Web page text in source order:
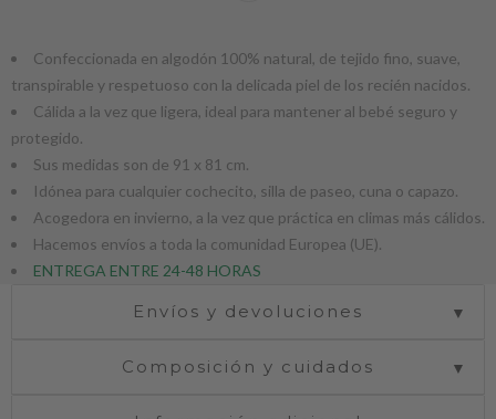
Confeccionada en algodón 100% natural, de tejido fino, suave,
transpirable y respetuoso con la delicada piel de los recién nacidos.
Cálida a la vez que ligera, ideal para mantener al bebé seguro y
protegido.
Sus medidas son de 91 x 81 cm.
Idónea para cualquier cochecito, silla de paseo, cuna o capazo.
Acogedora en invierno, a la vez que práctica en climas más cálidos.
Hacemos envíos a toda la comunidad Europea (UE).
ENTREGA ENTRE 24-48 HORAS
Envíos y devoluciones ▼
Composición y cuidados ▼